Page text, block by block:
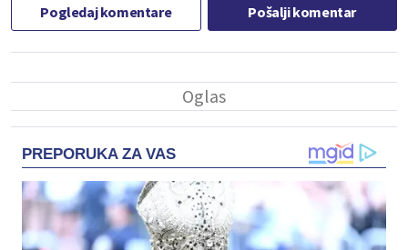
Pogledaj komentare Pošalji komentar
PREPORUKA ZA VAS